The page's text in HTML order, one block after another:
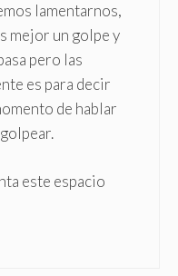
lamentarnos,
mejor un golpe y
pero las
es para decir
de hablar
este espacio